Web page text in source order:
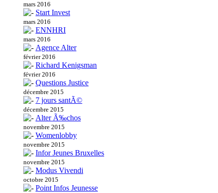
mars 2016
Start Invest
mars 2016
ENNHRI
mars 2016
Agence Alter
février 2016
Richard Kenigsman
février 2016
Questions Justice
décembre 2015
7 jours santÃ©
décembre 2015
Alter Ã‰chos
novembre 2015
Womenlobby
novembre 2015
Infor Jeunes Bruxelles
novembre 2015
Modus Vivendi
octobre 2015
Point Infos Jeunesse